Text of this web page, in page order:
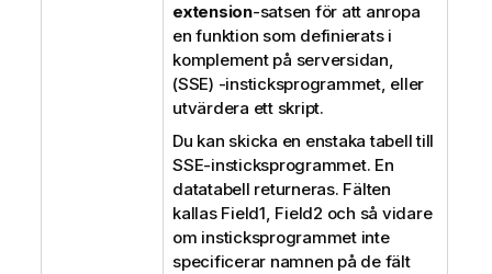
extension-satsen för att anropa
en funktion som definierats i
komplement på serversidan,
(SSE) -insticksprogrammet, eller
utvärdera ett skript.
Du kan skicka en enstaka tabell till
SSE-insticksprogrammet. En
datatabell returneras. Fälten
kallas Field1, Field2 och så vidare
om insticksprogrammet inte
specificerar namnen på de fält